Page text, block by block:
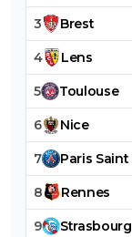
3 Brest
4 Lens
5 Toulouse
6 Nice
7 Paris Saint
8 Rennes
9 Strasbourg